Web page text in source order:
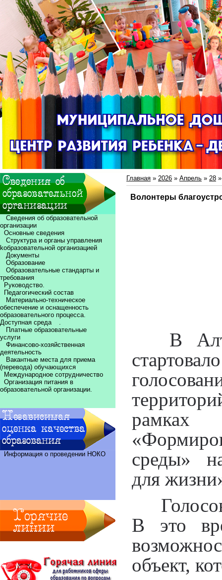
Сведения об образовательной
организации
Основные сведения
Структура и органы управления
kобразовательной организацией
Документы
Образование
Образовательные стандарты и
требования
Руководство.
Педагогический состав
Материально-техническое
обеспечение и оснащенность
образовательного процесса.
Доступная среда
.
Платные образовательные
услуги
Финансово-хозяйственная
деятельность
Вакантные места для приема
(перевода) обучающихся
Международное сотрудничество
Организация питания в
образовательной организации.
Информация о проведении НОКО
Главная » 2026 » Апрель » 28
Волонтеры
В
рамках
среды»
для
В это
объект,